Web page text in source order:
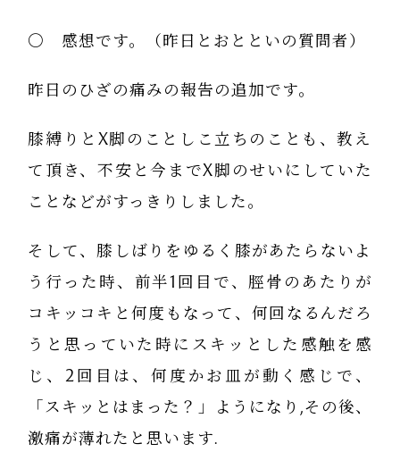
〇 感想です。（昨日とおとといの質問者）
昨日のひざの痛みの報告の追加です。
膝縛りとX脚のことしこ立ちのことも、教え
て頂き、不安と今までX脚のせいにしていた
ことなどがすっきりしました。
そして、膝しばりをゆるく膝があたらないよ
う行った時、前半1回目で、脛骨のあたりが
コキッコキと何度もなって、何回なるんだろ
うと思っていた時にスキッとした感触を感
じ、2回目は、何度かお皿が動く感じで、
「スキッとはまった？」ようになり,その後、
激痛が薄れたと思います.